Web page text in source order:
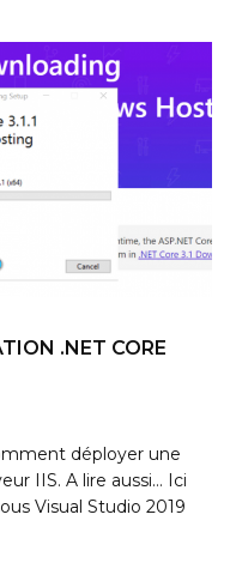
.NET CORE
déployer une
IIS. A lire aussi… Ici
Visual Studio 2019